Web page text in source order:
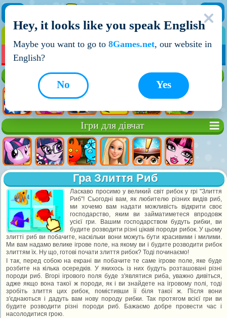
НОВІ ІГРИ
Ігри для дівчат
Гра Злиття Риб
Ласкаво просимо у великий світ рибок у грі "Злиття
Риб"! Сьогодні вам, як любителю різних видів риб,
ми хочемо вам надати можливість відкрити своє
господарство, яким ви займатиметеся впродовж
усієї гри. Вашим господарством будуть рибки, ви
будите розводити різні цікаві породи рибок. У цьому
злитті риб ви побачите, наскільки вони можуть бути красивими і милими.
Ми вам надамо велике ігрове поле, на якому ви і будите розводити рибок
злиттям їх. Ну що, готові почати злиття рибок? Тоді починаємо!
І так, перед собою на екрані ви побачите те саме ігрове поле, яке буде
розбите на кілька осередків. У якихось із них будуть розташовані різні
породи риб. Вгорі ігрового поля буде з'являтися риба, уважно дивіться,
адже якщо вона такої ж породи, як і ви знайдете на ігровому полі, тоді
зробіть злиття цих рибок, помістивши її біля такої ж. Після вони
з'єднаються і дадуть вам нову породу рибки. Так протягом всієї гри ви
будите розводити різні породи риб. Бажаємо добре провести час і
насолодитися грою.
Hey, it looks like you speak English
Maybe you want to go to 8Games.net, our website in
English?
Yes
No